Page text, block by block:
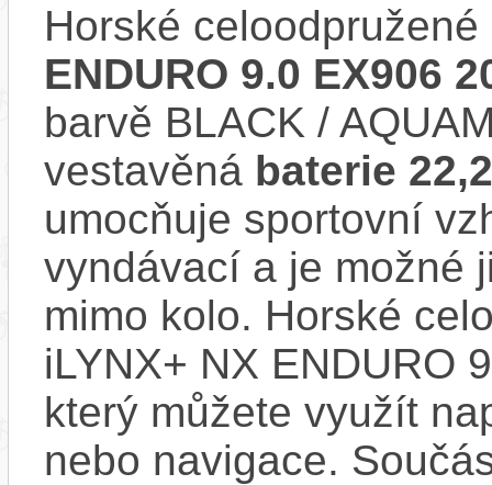
Horské
ENDURO 9.0 EX906
barvě BLACK /
vestavěná baterie
umocňuje sportovní
vyndávací a je možné
mimo kolo. Horské
iLYNX+ NX ENDURO
který můžete využít
nebo navigace.